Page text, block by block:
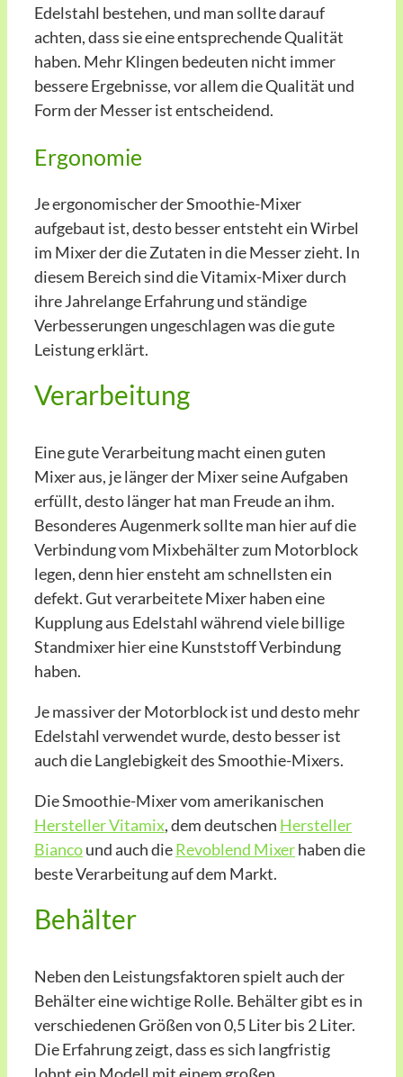
Edelstahl bestehen, und man sollte darauf
achten, dass sie eine entsprechende Qualität
haben. Mehr Klingen bedeuten nicht immer
bessere Ergebnisse, vor allem die Qualität und
Form der Messer ist entscheidend.
Ergonomie
Je ergonomischer der Smoothie-Mixer
aufgebaut ist, desto besser entsteht ein Wirbel
im Mixer der die Zutaten in die Messer zieht. In
diesem Bereich sind die Vitamix-Mixer durch
ihre Jahrelange Erfahrung und ständige
Verbesserungen ungeschlagen was die gute
Leistung erklärt.
Verarbeitung
Eine gute Verarbeitung macht einen guten
Mixer aus, je länger der Mixer seine Aufgaben
erfüllt, desto länger hat man Freude an ihm.
Besonderes Augenmerk sollte man hier auf die
Verbindung vom Mixbehälter zum Motorblock
legen, denn hier ensteht am schnellsten ein
defekt. Gut verarbeitete Mixer haben eine
Kupplung aus Edelstahl während viele billige
Standmixer hier eine Kunststoff Verbindung
haben.
Je massiver der Motorblock ist und desto mehr
Edelstahl verwendet wurde, desto besser ist
auch die Langlebigkeit des Smoothie-Mixers.
Die Smoothie-Mixer vom amerikanischen
Hersteller Vitamix, dem deutschen Hersteller
Biancound auch dieRevoblend Mixerhaben die
beste Verarbeitung auf dem Markt.
Behälter
Neben den Leistungsfaktoren spielt auch der
Behälter eine wichtige Rolle. Behälter gibt es in
verschiedenen Größen von 0,5 Liter bis 2 Liter.
Die Erfahrung zeigt, dass es sich langfristig